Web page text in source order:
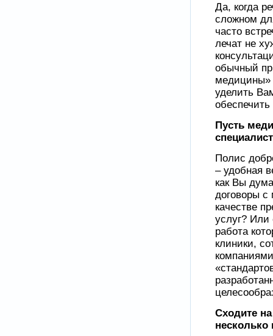
Да, когда
сложном
часто
лечат не
обычный
медицины»
уделить
Пусть
Полис
– удобная
как Вы
договоры с
качестве
услуг? Или
работа
клиники,
Сходите
несколько